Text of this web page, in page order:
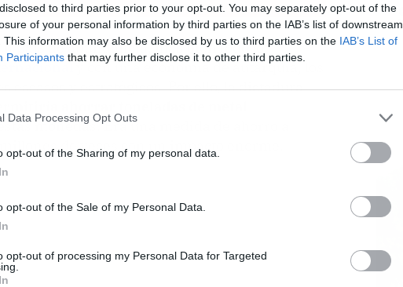
to third parties prior to your opt-out. You may separately opt-out of the
of your personal information by third parties on the IAB’s list of downstream
This information may also be disclosed by us to third parties on the IAB’s List of
Participants that may further disclose it to other third parties.
Data Processing Opt Outs
opt-out of the Sharing of my personal data.
opt-out of the Sale of my Personal Data.
opt-out of processing my Personal Data for Targeted
país de abundancia, más bien todo lo
y con una economía de autarquía, los
escasos y estratégicos. Por ello, la dictadura
ahorrar toneladas de metal
monedas. Era una medida de ahorro a
de veces con un impacto enorme.